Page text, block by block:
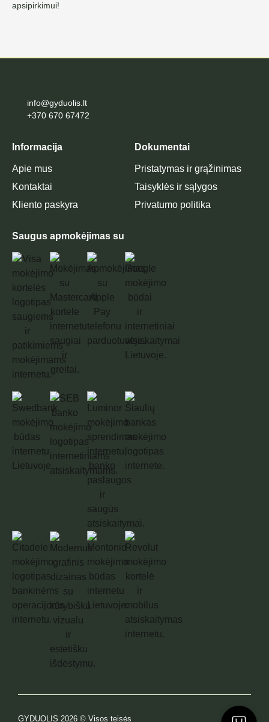
apsipirkimui!
info@gyduolis.lt
+370 670 67472
Informacija
Apie mus
Kontaktai
Kliento paskyra
Dokumentai
Pristatymas ir grąžinimas
Taisyklės ir sąlygos
Privatumo politika
Saugus apmokėjimas su
GYDUOLIS 2026 © Visos teisės